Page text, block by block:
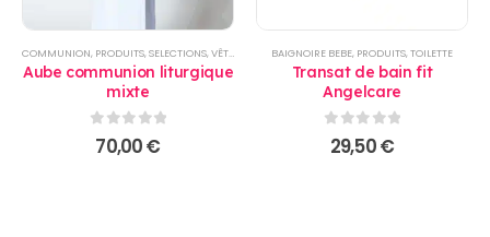
Les
options
peuvent
être
choisies
sur
la
COMMUNION, PRODUITS,SELECTIONS,VÊTEMENT ENFANTS
Aube communion liturgique
mixte
0sur 5
70,00€
BAIGNOIRE BEBE, PRODUITS,TOILETTE
Transat de bain fit
Angelcare
0sur 5
29,50€